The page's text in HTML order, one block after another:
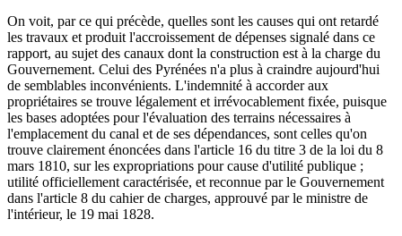
On voit, par ce qui précède, quelles sont les causes qui ont retardé
les travaux et produit l'accroissement de dépenses signalé dans ce
rapport, au sujet des canaux dont la construction est à la charge du
Gouvernement. Celui des Pyrénées n'a plus à craindre aujourd'hui
de semblables inconvénients. L'indemnité à accorder aux
propriétaires se trouve légalement et irrévocablement fixée, puisque
les bases adoptées pour l'évaluation des terrains nécessaires à
l'emplacement du canal et de ses dépendances, sont celles qu'on
trouve clairement énoncées dans l'article 16 du titre 3 de la loi du 8
mars 1810, sur les expropriations pour cause d'utilité publique ;
utilité officiellement caractérisée, et reconnue par le Gouvernement
dans l'article 8 du cahier de charges, approuvé par le ministre de
l'intérieur, le 19 mai 1828.